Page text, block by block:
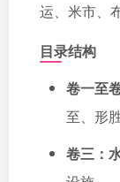
运、米市、
目录结构
卷一至
至、形
卷三：